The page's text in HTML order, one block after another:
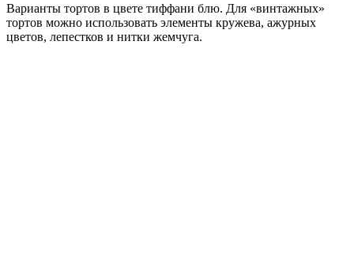
Варианты тортов в цвете тиффани блю. Для «винтажных»
тортов можно использовать элементы кружева, ажурных
цветов, лепестков и нитки жемчуга.